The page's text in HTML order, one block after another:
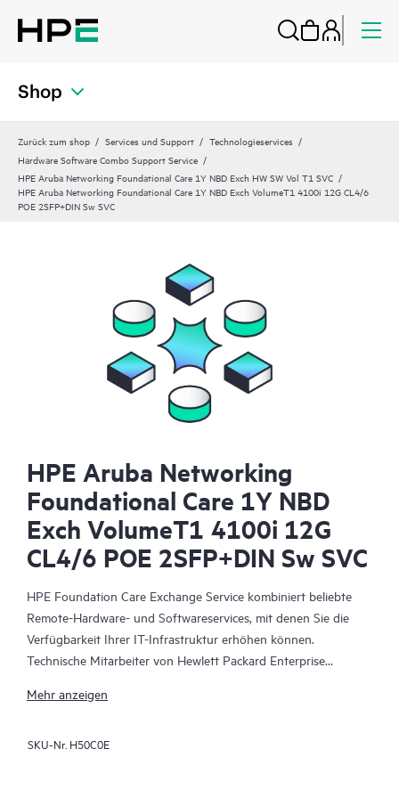
Shop
Zurück zum shop Services und Support
Technologieservices
Hardware Software Combo Support Service
HPE Aruba Networking Foundational Care 1Y NBD Exch HW SW Vol T1 SVC
HPE Aruba Networking Foundational Care 1Y NBD Exch VolumeT1 4100i 12G CL4/6
POE 2SFP+DIN Sw SVC
HPE Aruba Networking
Foundational Care 1Y NBD
Exch VolumeT1 4100i 12G
CL4/6 POE 2SFP+DIN Sw SVC
HPE Foundation Care Exchange Service kombiniert beliebte
Remote-Hardware- und Softwareservices, mit denen Sie die
Verfügbarkeit Ihrer IT-Infrastruktur erhöhen können.
Technische Mitarbeiter von Hewlett Packard Enterprise
Behebung von Hardware- und Softwareproblemen zu
Mehr anzeigen
SKU-Nr. H50C0E